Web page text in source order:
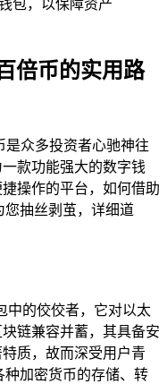
包，以保障资产
倍币的实用路
是众多投资者心驰神往
款功能强大的数字钱
操作的平台，如何借助
您抽丝剥茧，详细道
中的佼佼者，它对以太
链兼容并蓄，其具备安
质，故而深受用户青
种加密货币的存储、转